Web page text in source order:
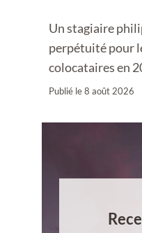
Un stagiaire
perpétuité pour
colocataires en
Publié le8 août 2026